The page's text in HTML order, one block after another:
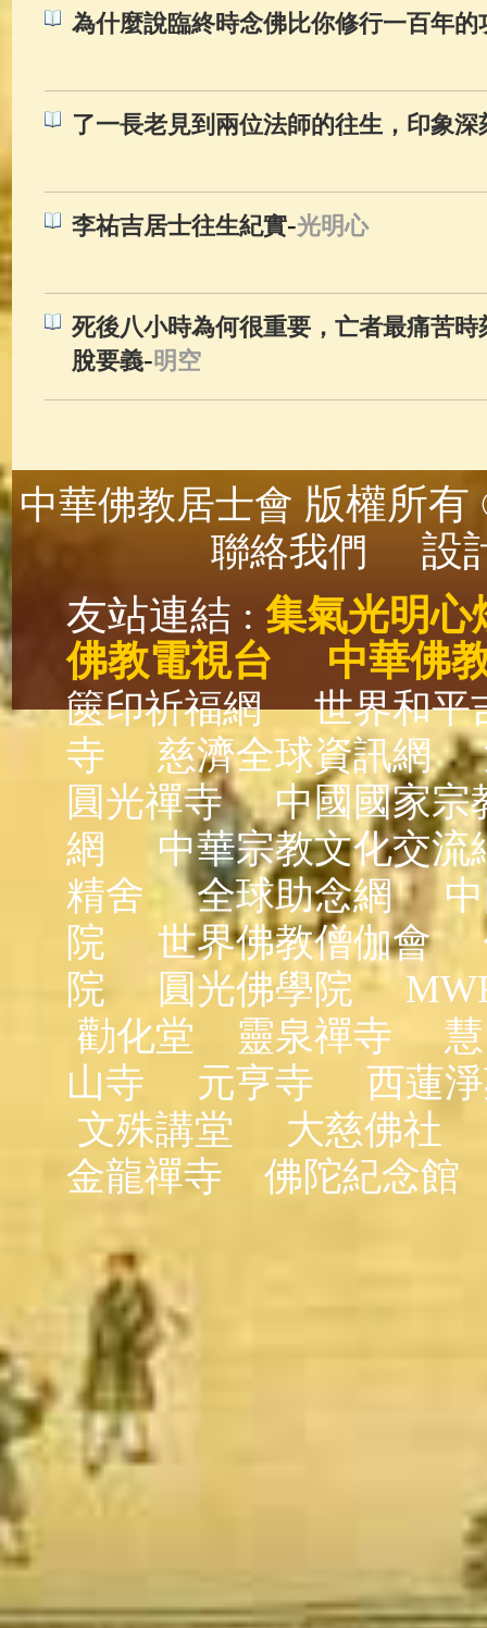
為什麼說臨終時念佛比你修行一百年的
了一長老見到兩位法師的往生，印象深
李祐吉居士往生紀實-光明心
死後八小時為何很重要，亡者最痛苦
脫要義-明空
中華佛教居士會 版權所
聯絡我們
設
友站連結 : 集氣光明心
佛教電視台
中華佛
篋印祈福網
世界和平
寺
慈濟全球資訊網
圓光禪寺
中國國家宗
網
中華宗教文化交流
精舍
全球助念網
院
世界佛教僧伽會
院
圓光佛學院
勸化堂
靈泉禪寺
山寺
元亨寺
西蓮
文殊講堂
大慈佛社
金龍禪寺
佛陀紀念館